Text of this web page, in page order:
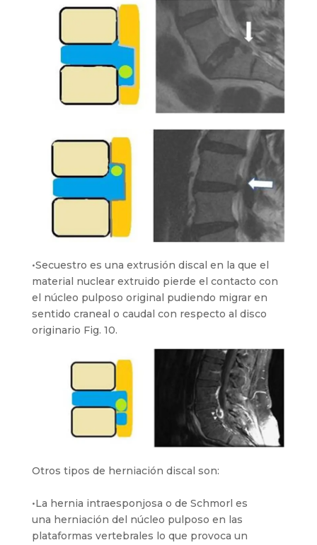
•Secuestro es una extrusión discal en la que el
material nuclear extruido pierde el contacto con
el núcleo pulposo original pudiendo migrar en
sentido craneal o caudal con respecto al disco
originario Fig. 10.
Otros tipos de herniación discal son:
•La hernia intraesponjosa o de Schmorl es
una herniación del núcleo pulposo en las
plataformas vertebrales lo que provoca un